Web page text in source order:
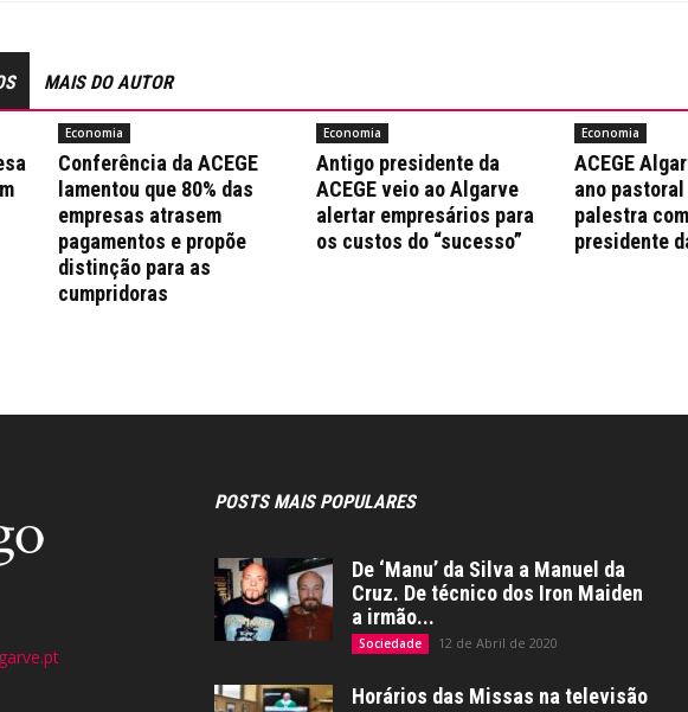
MAIS DO AUTOR
Economia
Conferência da ACEGE
lamentou que 80% das
empresas atrasem
pagamentos e propõe
distinção para as
cumpridoras
Economia
Antigo presidente da
ACEGE veio ao Algarve
alertar empresários para
os custos do “sucesso”
Economia
ACEGE
ano
palestra
presidente
POSTS MAIS POPULARES
De ‘Manu’ da Silva a Manuel da
Cruz. De técnico dos Iron Maiden
a irmão...
Sociedade 12 de Abril de 2020
Horários das Missas na televisão